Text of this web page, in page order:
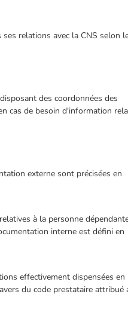
relations avec la CNS selon
des coordonnées des
cas de besoin d'information
externe sont précisées en
à la personne
interne est défini en
effectivement dispensées en
du code prestataire attribué